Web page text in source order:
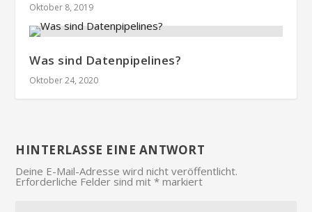
Oktober 8, 2019
Was sind Datenpipelines?
Oktober 24, 2020
HINTERLASSE EINE ANTWORT
Deine E-Mail-Adresse wird nicht veröffentlicht.
Erforderliche Felder sind mit* markiert